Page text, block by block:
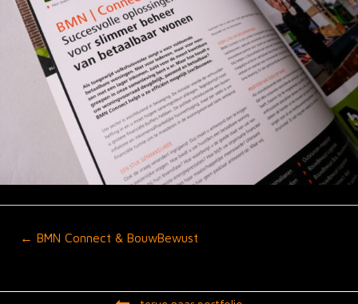
← BMN Connect & BouwBewust